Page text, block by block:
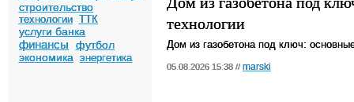
строительство
технологии ТТК
услуги банка
финансы
футбол
экономика
энергетика
технологии
Дом из газобетона под ключ:
05.08.2026 15:38 // marski